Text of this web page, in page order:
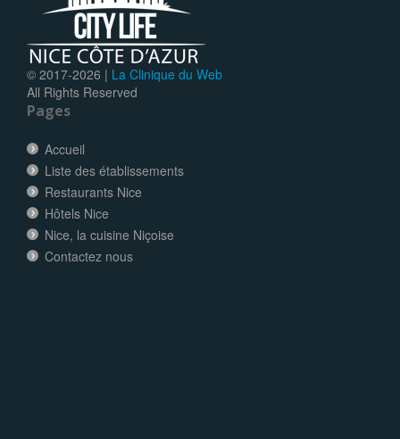
© 2017-2026 | La Clinique du Web
All Rights Reserved
Pages
Accueil
Liste des établissements
Restaurants Nice
Hôtels Nice
Nice, la cuisine Niçoise
Contactez nous